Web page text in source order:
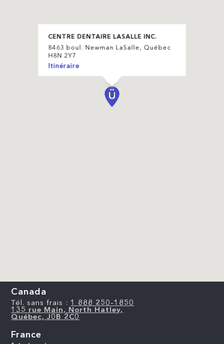
CENTRE DENTAIRE LASALLE INC.
8463 boul. Newman LaSalle, Québec
H8N 2Y7
Itinéraire
Canada
Tél. sans frais : 1 888 250-1850
135 rue Main, North Hatley,
Québec, J0B 2C0
France